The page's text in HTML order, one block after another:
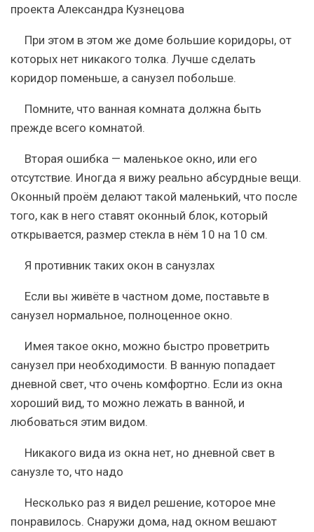
проекта Александра Кузнецова
При этом в этом же доме большие коридоры, от
которых нет никакого толка. Лучше сделать
коридор поменьше, а санузел побольше.
Помните, что ванная комната должна быть
прежде всего комнатой.
Вторая ошибка — маленькое окно, или его
отсутствие. Иногда я вижу реально абсурдные вещи.
Оконный проём делают такой маленький, что после
того, как в него ставят оконный блок, который
открывается, размер стекла в нём 10 на 10 см.
Я противник таких окон в санузлах
Если вы живёте в частном доме, поставьте в
санузел нормальное, полноценное окно.
Имея такое окно, можно быстро проветрить
санузел при необходимости. В ванную попадает
дневной свет, что очень комфортно. Если из окна
хороший вид, то можно лежать в ванной, и
любоваться этим видом.
Никакого вида из окна нет, но дневной свет в
санузле то, что надо
Несколько раз я видел решение, которое мне
понравилось. Снаружи дома, над окном вешают